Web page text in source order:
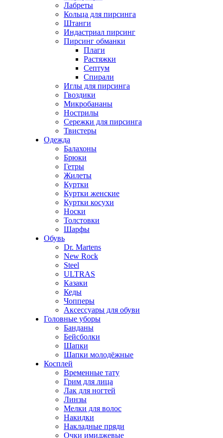
Лабреты
Кольца для пирсинга
Штанги
Индастриал пирсинг
Пирсинг обманки
Плаги
Растяжки
Септум
Спирали
Иглы для пирсинга
Гвоздики
Микробананы
Нострилы
Сережки для пирсинга
Твистеры
Одежда
Балахоны
Брюки
Гетры
Жилеты
Куртки
Куртки женские
Куртки косухи
Носки
Толстовки
Шарфы
Обувь
Dr. Martens
New Rock
Steel
ULTRAS
Казаки
Кеды
Чопперы
Аксессуары для обуви
Головные уборы
Банданы
Бейсболки
Шапки
Шапки молодёжные
Косплей
Временные тату
Грим для лица
Лак для ногтей
Линзы
Мелки для волос
Накидки
Накладные пряди
Очки имиджевые